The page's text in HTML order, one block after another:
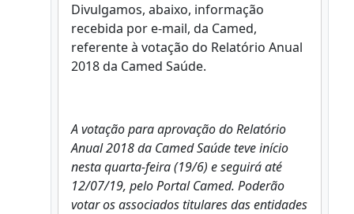
Divulgamos, abaixo, informação
recebida por e-mail, da Camed,
referente à votação do Relatório Anual
2018 da Camed Saúde.
A votação para aprovação do Relatório
Anual 2018 da Camed Saúde teve início
nesta quarta-feira (19/6) e seguirá até
12/07/19, pelo Portal Camed. Poderão
votar os associados titulares das entidades